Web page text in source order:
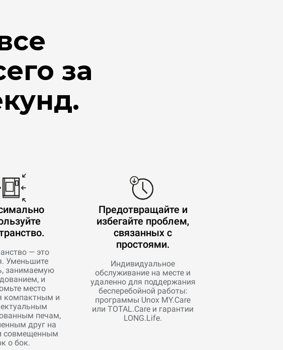
за
— это
Уменьшите
занимаемую
и
место
компактным и
печам,
друг на
совмещенным
о бок.
Предотвращайте и
избегайте проблем,
связанных с
простоями.
Индивидуальное
обслуживание на месте и
удаленно для поддержания
бесперебойной работы:
программы Unox MY.Care
или TOTAL.Care и гарантии
LONG.Life.